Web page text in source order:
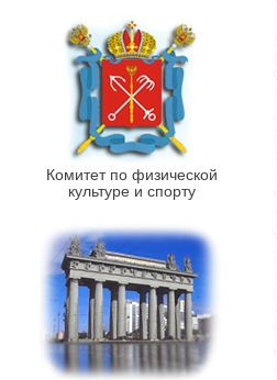
Комитет по физической
культуре и спорту